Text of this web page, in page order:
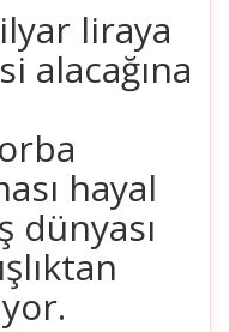
liraya
alacağına
hayal
dünyası